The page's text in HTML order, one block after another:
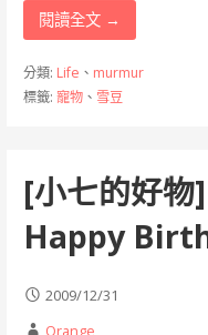
閱讀全文 →
分類: Life 、 murmur
標籤: 寵物、 雪豆
[小七的好物
Happy
2009/12/31
Orange